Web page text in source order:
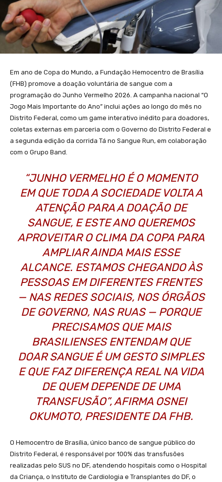
Em ano de Copa do Mundo, a Fundação Hemocentro de Brasília
(FHB) promove a doação voluntária de sangue com a
programação do Junho Vermelho 2026. A campanha nacional “O
Jogo Mais Importante do Ano” inclui ações ao longo do mês no
Distrito Federal, como um game interativo inédito para doadores,
coletas externas em parceria com o Governo do Distrito Federal e
a segunda edição da corrida Tá no Sangue Run, em colaboração
com o Grupo Band.
“JUNHO VERMELHO É O MOMENTO
EM QUE TODA A SOCIEDADE VOLTA A
ATENÇÃO PARA A DOAÇÃO DE
SANGUE, E ESTE ANO QUEREMOS
APROVEITAR O CLIMA DA COPA PARA
AMPLIAR AINDA MAIS ESSE
ALCANCE. ESTAMOS CHEGANDO ÀS
PESSOAS EM DIFERENTES FRENTES
— NAS REDES SOCIAIS, NOS ÓRGÃOS
DE GOVERNO, NAS RUAS — PORQUE
PRECISAMOS QUE MAIS
BRASILIENSES ENTENDAM QUE
DOAR SANGUE É UM GESTO SIMPLES
E QUE FAZ DIFERENÇA REAL NA VIDA
DE QUEM DEPENDE DE UMA
TRANSFUSÃO”, AFIRMA OSNEI
OKUMOTO, PRESIDENTE DA FHB.
O Hemocentro de Brasília, único banco de sangue público do
Distrito Federal, é responsável por 100% das transfusões
realizadas pelo SUS no DF, atendendo hospitais como o Hospital
da Criança, o Instituto de Cardiologia e Transplantes do DF, o